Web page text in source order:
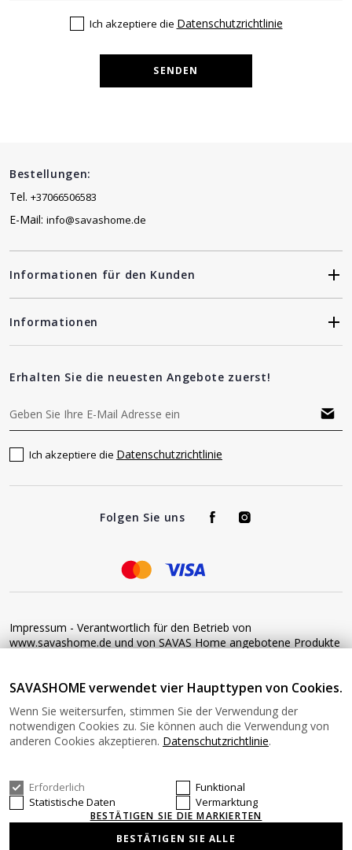
Ich akzeptiere die Datenschutzrichtlinie
SENDEN
Bestellungen:
Tel. +37066506583
E-Mail: info@savashome.de
Informationen für den Kunden
Informationen
Erhalten Sie die neuesten Angebote zuerst!
Ich akzeptiere die Datenschutzrichtlinie
Folgen Sie uns
Impressum - Verantwortlich für den Betrieb von
www.savashome.de und von SAVAS Home angebotene Produkte
senden Sie keine Waren ohne vorherige Bestätigung an diese
diesem Link: https://www.savashome.de/rueckgabebedingungen-
fuer-waren Gerne können Sie sich mit uns in Verbindung setzen:
Montag − Freitag: 08:00−16:00 Uhr E-Mail: Info@savashome.de
© 2026 SAVASHOME Alle Rechte vorbehalten.
SAVASHOME verwendet vier Haupttypen von Cookies.
Wenn Sie weitersurfen, stimmen Sie der Verwendung der
notwendigen Cookies zu. Sie können auch die Verwendung von
anderen Cookies akzeptieren. Datenschutzrichtlinie.
Erforderlich
Funktional
Statistische Daten
Vermarktung
BESTÄTIGEN SIE DIE MARKIERTEN
BESTÄTIGEN SIE ALLE